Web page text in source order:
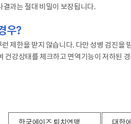
과는 절대 비밀이 보장됩니다.
우?
제한을 받지 않습니다. 다만 성병 검진
강상태를 체크하고 면역기능이 저하된